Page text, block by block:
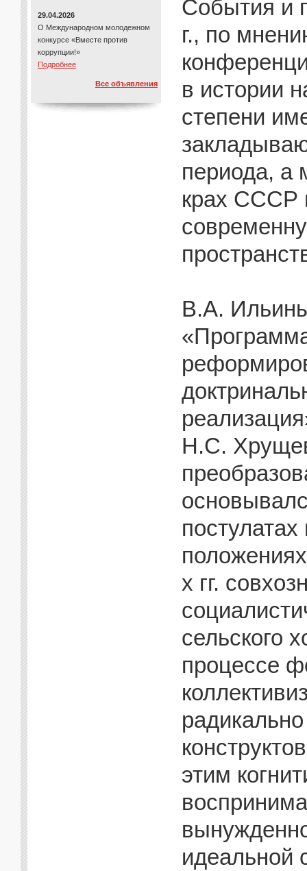
29.04.2026
О Международном молодежном
конкурсе «Вместе против
коррупции!»
Подробнее
Все объявления
События и
г., по
в истории
степени
периода, а
крах СССР
В.А.
Н.С.
х гг.
сельского
процессе
этим
идеальной